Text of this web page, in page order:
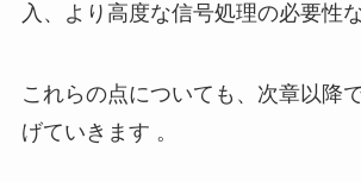
入、より高度な信号処理の必要性
これらの点についても、次章以降
げていきます 。